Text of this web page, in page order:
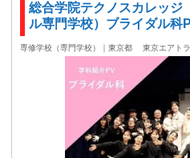
総合学院テクノスカレッジ
ル専門学校）ブライダル科
専修学校（専門学校）｜東京都 東京エアト